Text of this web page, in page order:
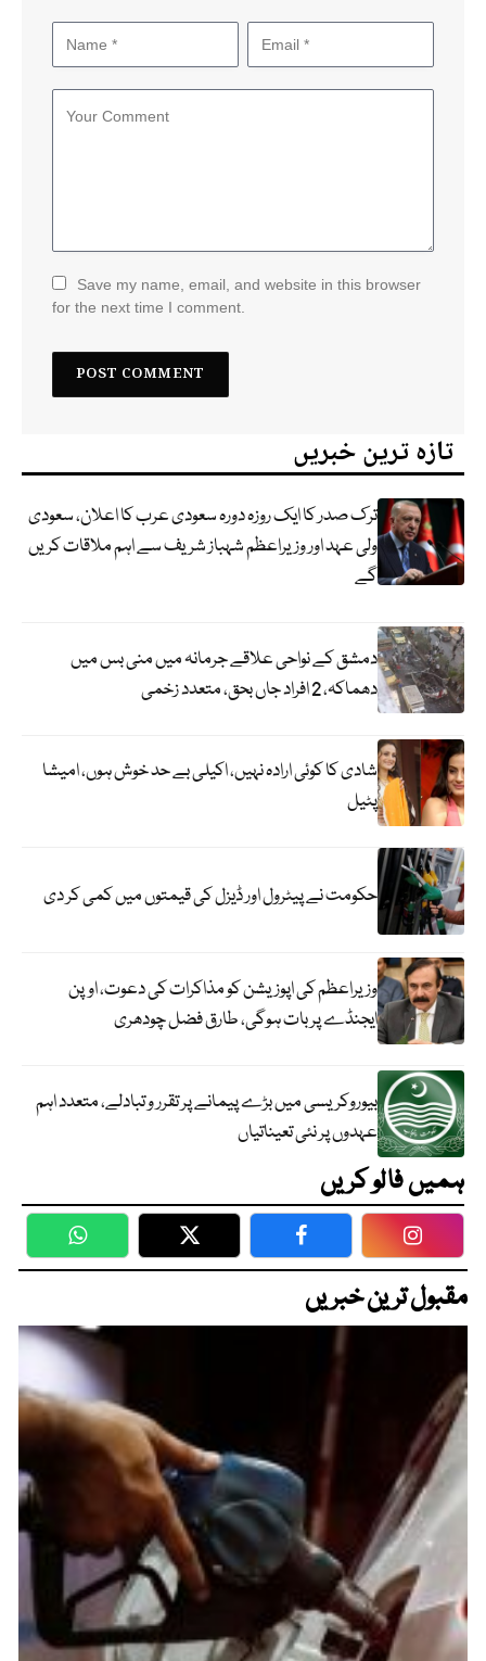
Save my name, email, and website in this browser
for the next time I comment.
تازہ ترین خبریں
ترک صدر کا ایک روزہ دورہ سعودی عرب کا اعلان، سعودی
ولی عہد اور وزیراعظم شہباز شریف سے اہم ملاقات کریں
گے
دمشق کے نواحی علاقے جرمانہ میں منی بس میں
دھماکہ، 2 افراد جاں بحق، متعدد زخمی
شادی کا کوئی ارادہ نہیں، اکیلی بے حد خوش ہوں، امیشا
پٹیل
حکومت نے پیٹرول اور ڈیزل کی قیمتوں میں کمی کر دی
وزیراعظم کی اپوزیشن کو مذاکرات کی دعوت، اوپن
ایجنڈے پر بات ہوگی، طارق فضل چودھری
بیوروکریسی میں بڑے پیمانے پر تقرر و تبادلے، متعدد اہم
عہدوں پر نئی تعیناتیاں
ہمیں فالو کریں
WhatsApp Twitter Facebook
مقبول ترین خبریں